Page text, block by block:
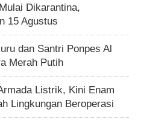
Dikarantina,
15 Agustus
dan Santri Ponpes Al
Merah Putih
Listrik, Kini Enam
Lingkungan Beroperasi